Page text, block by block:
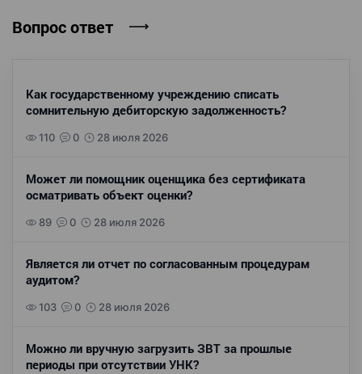
Вопрос ответ
Как государственному учреждению списать
сомнительную дебиторскую задолженность?
110 0 28 июля 2026
Может ли помощник оценщика без сертификата
осматривать объект оценки?
89 0 28 июля 2026
Является ли отчет по согласованным процедурам
аудитом?
103 0 28 июля 2026
Можно ли вручную загрузить ЗВТ за прошлые
периоды при отсутствии УНК?